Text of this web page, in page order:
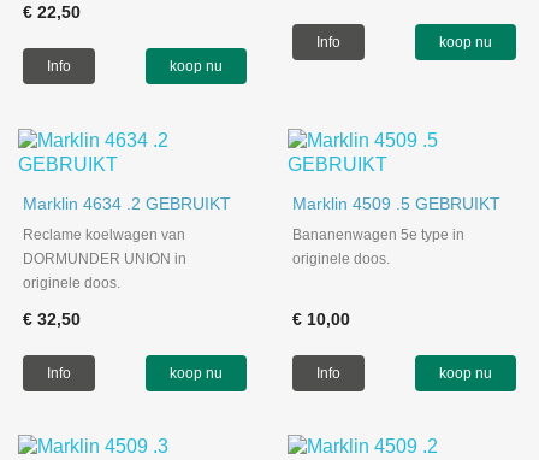
€ 22,50
Info koop nu
Info koop nu
Marklin 4634 .2 GEBRUIKT
Reclame koelwagen van
DORMUNDER UNION in
originele doos.
€ 32,50
Info koop nu
Marklin 4509 .5 GEBRUIKT
Bananenwagen 5e type in
originele doos.
€ 10,00
Info koop nu